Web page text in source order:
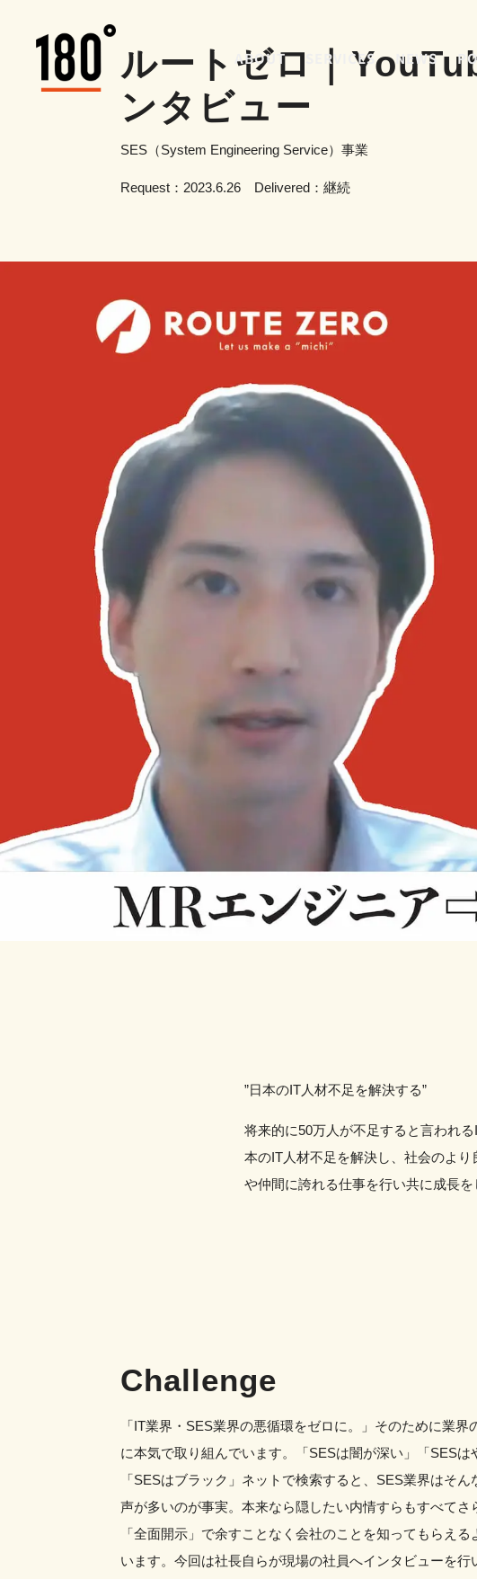
ABOUT SERVICES NEWS
ルートゼロ｜
ンタビュー
SES（System Engineering Service）事業
Request：2023.6.26 Delivered：継続
”日本のIT人材不足を解決する”
将来的に50万人が不足すると言われ
本のIT人材不足を解決し、社会のよ
や仲間に誇れる仕事を行い共に成長
Challenge
「IT業界・SES業界の悪循環をゼロに。」そのために業界
に本気で取り組んでいます。「SESは闇が深い」「SESは
「SESはブラック」ネットで検索すると、SES業界はそん
声が多いのが事実。本来なら隠したい内情すらもすべてさ
「全面開示」で余すことなく会社のことを知ってもらえる
います。今回は社長自らが現場の社員へインタビューを行